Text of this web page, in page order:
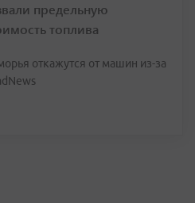
предельную
топлива
откажутся от машин из-за